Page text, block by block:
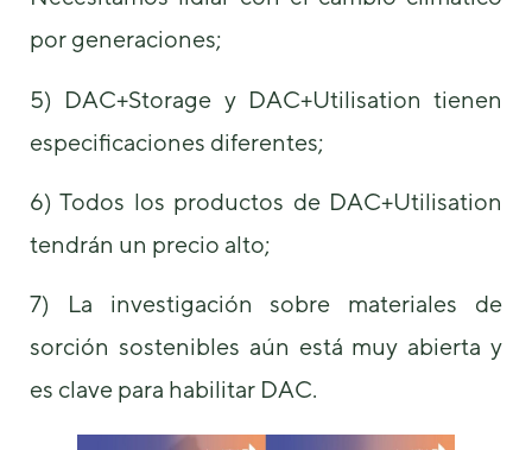
por generaciones;
5) DAC+Storage y DAC+Utilisation tienen
especificaciones diferentes;
6) Todos los productos de DAC+Utilisation
tendrán un precio alto;
7) La investigación sobre materiales de
sorción sostenibles aún está muy abierta y
es clave para habilitar DAC.